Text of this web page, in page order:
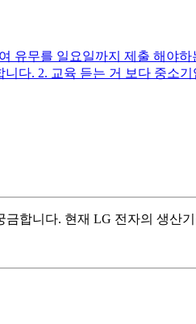
무를 일요일까지 제출 해야
다. 2. 교육 듣는 거 보다 중소
합니다. 현재 LG 전자의 생산